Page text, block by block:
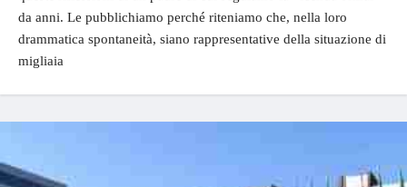
da anni. Le pubblichiamo perché riteniamo che, nella loro
drammatica spontaneità, siano rappresentative della situazione di
migliaia